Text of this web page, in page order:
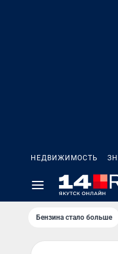
НЕДВИЖИМОСТЬ
Бензина стало больше